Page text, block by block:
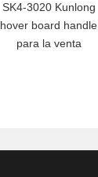
SK4-3020 Kunlong
hover board handle
para la venta